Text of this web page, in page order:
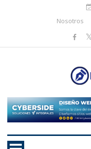
Nosotros